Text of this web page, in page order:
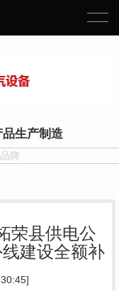
生产制造
牌
荣县供电公
建设全额补